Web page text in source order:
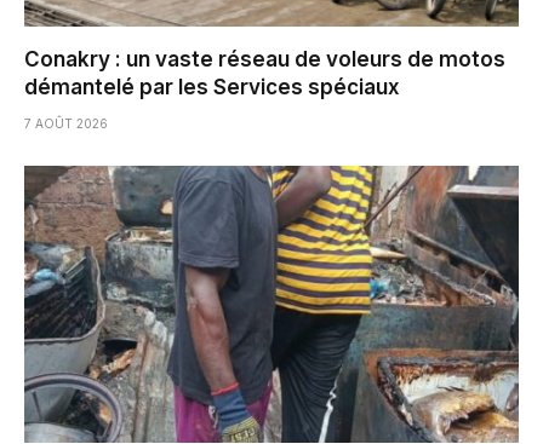
Conakry : un vaste réseau de voleurs de motos
démantelé par les Services spéciaux
7 AOÛT 2026